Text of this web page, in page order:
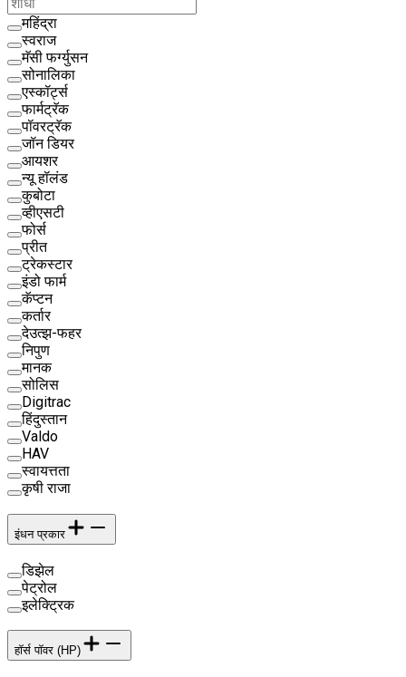
महिंद्रा
स्वराज
मॅसी फर्ग्युसन
सोनालिका
एस्कॉर्ट्स
फार्मट्रॅक
पॉवरट्रॅक
जॉन डियर
आयशर
न्यू हॉलंड
कुबोटा
व्हीएसटी
फोर्स
प्रीत
ट्रेकस्टार
इंडो फार्म
कॅप्टन
कर्तार
देउत्झ-फहर
निपुण
मानक
सोलिस
Digitrac
हिंदुस्तान
Valdo
HAV
स्वायत्तता
कृषी राजा
इंधन प्रकार
डिझेल
पेट्रोल
इलेक्ट्रिक
हॉर्स पॉवर (HP)